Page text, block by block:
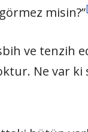
misin?”
ve tenzih
Ne var ki